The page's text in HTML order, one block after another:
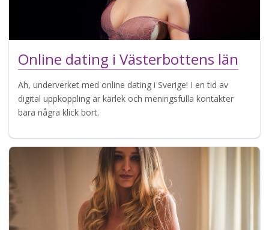
Online dating i Västerbottens län
Ah, underverket med online dating i Sverige! I en tid av
digital uppkoppling är kärlek och meningsfulla kontakter
bara några klick bort.